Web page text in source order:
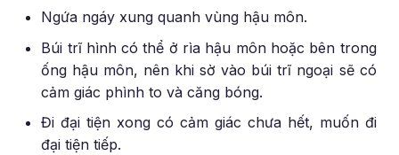
Ngứa ngáy xung quanh vùng hậu môn.
Búi trĩ hình có thể ở rìa hậu môn hoặc bên trong
ống hậu môn, nên khi sờ vào búi trĩ ngoại sẽ có
cảm giác phình to và căng bóng.
Đi đại tiện xong có cảm giác chưa hết, muốn đi
đại tiện tiếp.